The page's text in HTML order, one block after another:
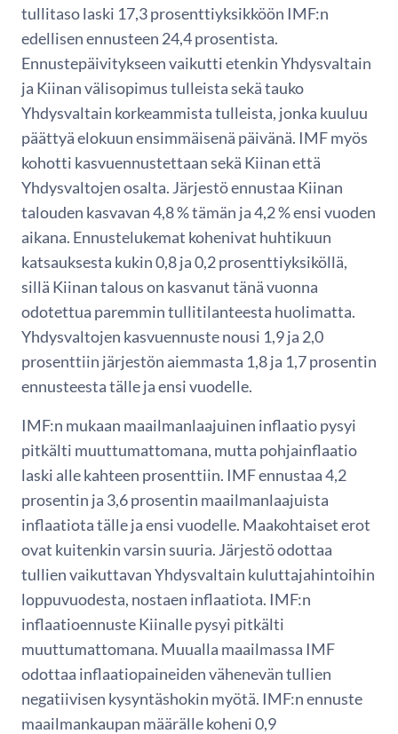
tullitaso laski 17,3 prosenttiyksikköön IMF:n
edellisen ennusteen 24,4 prosentista.
Ennustepäivitykseen vaikutti etenkin Yhdysvaltain
ja Kiinan välisopimus tulleista sekä tauko
Yhdysvaltain korkeammista tulleista, jonka kuuluu
päättyä elokuun ensimmäisenä päivänä. IMF myös
kohotti kasvuennustettaan sekä Kiinan että
Yhdysvaltojen osalta. Järjestö ennustaa Kiinan
talouden kasvavan 4,8 % tämän ja 4,2 % ensi vuoden
aikana. Ennustelukemat kohenivat huhtikuun
katsauksesta kukin 0,8 ja 0,2 prosenttiyksiköllä,
sillä Kiinan talous on kasvanut tänä vuonna
odotettua paremmin tullitilanteesta huolimatta.
Yhdysvaltojen kasvuennuste nousi 1,9 ja 2,0
prosenttiin järjestön aiemmasta 1,8 ja 1,7 prosentin
ennusteesta tälle ja ensi vuodelle.
IMF:n mukaan maailmanlaajuinen inflaatio pysyi
pitkälti muuttumattomana, mutta pohjainflaatio
laski alle kahteen prosenttiin. IMF ennustaa 4,2
prosentin ja 3,6 prosentin maailmanlaajuista
inflaatiota tälle ja ensi vuodelle. Maakohtaiset erot
ovat kuitenkin varsin suuria. Järjestö odottaa
tullien vaikuttavan Yhdysvaltain kuluttajahintoihin
loppuvuodesta, nostaen inflaatiota. IMF:n
inflaatioennuste Kiinalle pysyi pitkälti
muuttumattomana. Muualla maailmassa IMF
odottaa inflaatiopaineiden vähenevän tullien
negatiivisen kysyntäshokin myötä. IMF:n ennuste
maailmankaupan määrälle koheni 0,9